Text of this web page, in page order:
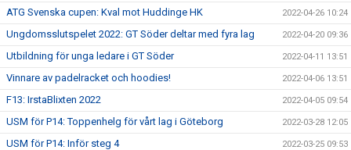
ATG Svenska cupen: Kval mot Huddinge HK 2022-04-26 10:24
Ungdomsslutspelet 2022: GT Söder deltar med fyra lag 2022-04-20 09:36
Utbildning för unga ledare i GT Söder 2022-04-11 13:51
Vinnare av padelracket och hoodies! 2022-04-06 13:51
F13: IrstaBlixten 2022 2022-04-05 09:54
USM för P14: Toppenhelg för vårt lag i Göteborg 2022-03-28 12:05
USM för P14: Inför steg 4 2022-03-25 09:53